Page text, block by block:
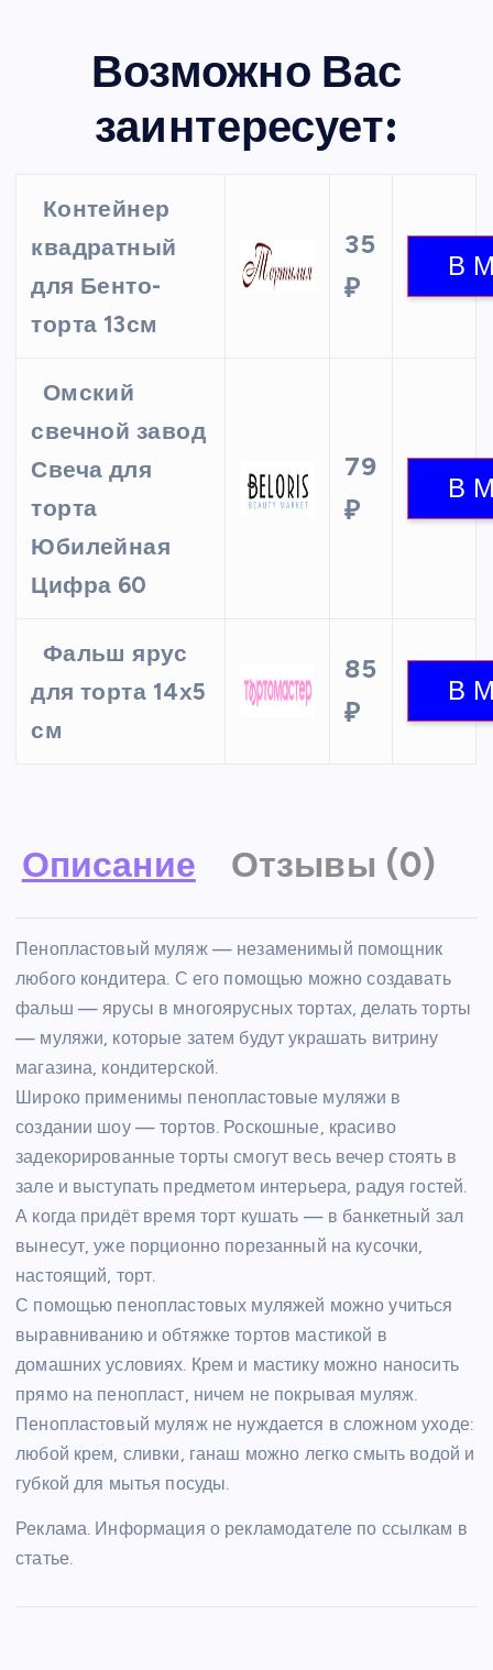
Возможно Вас
заинтересует:
Контейнер
квадратный
для Бенто-
торта 13см
35
₽
Омский
свечной завод
Свеча для
торта
Юбилейная
Цифра 60
79
₽
Фальш ярус
для торта 14х5
см
85
₽
Описание Отзывы (0)
Пенопластовый муляж — незаменимый помощник
любого кондитера. С его помощью можно создавать
фальш — ярусы в многоярусных тортах, делать торты
— муляжи, которые затем будут украшать витрину
магазина, кондитерской.
Широко применимы пенопластовые муляжи в
создании шоу — тортов. Роскошные, красиво
задекорированные торты смогут весь вечер стоять в
зале и выступать предметом интерьера, радуя гостей.
А когда придёт время торт кушать — в банкетный зал
вынесут, уже порционно порезанный на кусочки,
настоящий, торт.
С помощью пенопластовых муляжей можно учиться
выравниванию и обтяжке тортов мастикой в
домашних условиях. Крем и мастику можно наносить
прямо на пенопласт, ничем не покрывая муляж.
Пенопластовый муляж не нуждается в сложном уходе:
любой крем, сливки, ганаш можно легко смыть водой и
губкой для мытья посуды.
Реклама. Информация о рекламодателе по ссылкам в
статье.